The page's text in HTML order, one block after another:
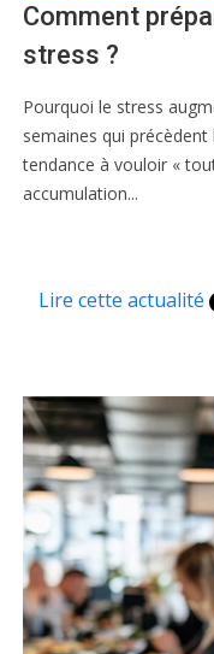
Comment
stress ?
Pourquoi le stress
semaines qui
tendance à vouloir «
accumulation...
Lire cette actualité